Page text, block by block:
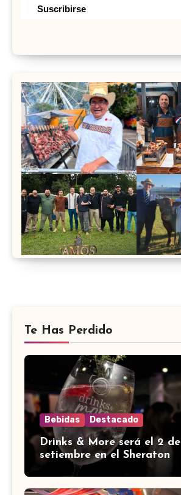
Te Has Perdido
Bebidas Destacado
Drinks & More será el 2 de
setiembre en el Sheraton